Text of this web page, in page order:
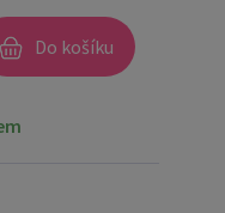
Do košíku